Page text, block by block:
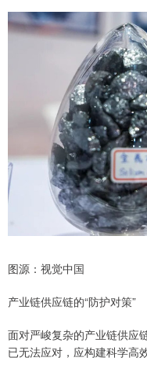
图源：视觉中国
产业链供应链的“防护对策”
面对严峻复杂的产业链供应
已无法应对，应构建科学高